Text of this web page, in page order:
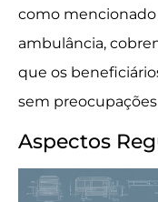
como
ambulância,
que os
sem
Aspectos